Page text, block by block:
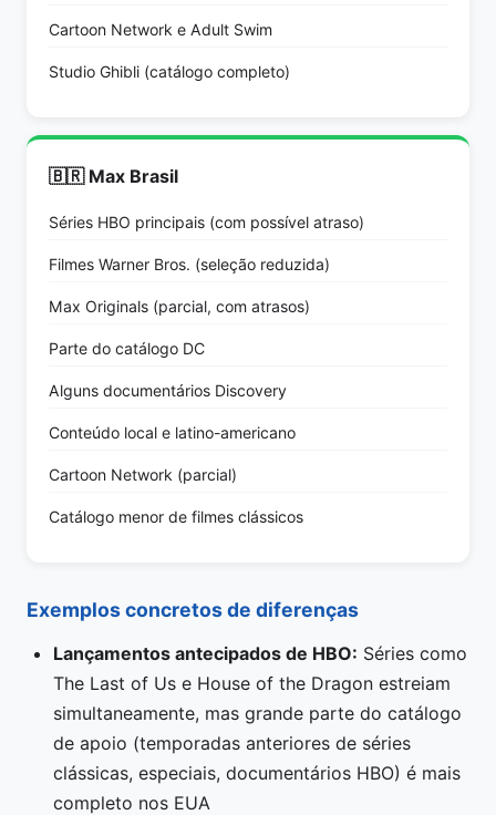
Cartoon Network e Adult Swim
Studio Ghibli (catálogo completo)
🇧🇷 Max Brasil
Séries HBO principais (com possível atraso)
Filmes Warner Bros. (seleção reduzida)
Max Originals (parcial, com atrasos)
Parte do catálogo DC
Alguns documentários Discovery
Conteúdo local e latino-americano
Cartoon Network (parcial)
Catálogo menor de filmes clássicos
Exemplos concretos de diferenças
Lançamentos antecipados de HBO: Séries como
The Last of Us e House of the Dragon estreiam
simultaneamente, mas grande parte do catálogo
de apoio (temporadas anteriores de séries
clássicas, especiais, documentários HBO) é mais
completo nos EUA